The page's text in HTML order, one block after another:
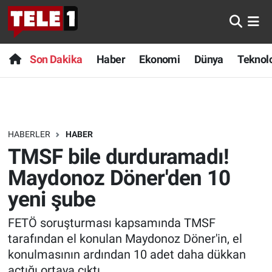
Son Dakika Haber Ekonomi Dünya
HABERLER HABER
TMSF bile durduramadı!
Maydonoz Döner'den 10
yeni şube
FETÖ soruşturması kapsamında TMSF
tarafından el konulan Maydonoz Döner'in, el
konulmasının ardından 10 adet daha dükkan
Anında Manşet
Başka Sohbetler
Bilim turu
Bilim ve Teknoloji Evreni
Doğa Konuşuyor
Dünya
Ege Saati
Son Dakika
Haber
Dünya
Teknoloji
Sağlık
Spor
Yayın Akışı
Nöbetçi Eczaneler
Hava Durumu
Trafik Durumu
Süper Lig Puan Durumu ve Fikstür
Tüm Manşetler
Son Dakika Haberleri
Haber Arşivi